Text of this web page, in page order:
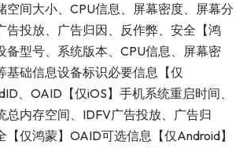
空间大小、CPU信息、屏幕密度、屏幕分
告投放、广告归因、反作弊、安全【鸿
备型号、系统版本、CPU信息、屏幕密
基础信息设备标识必要信息【仅
、OAID【仅iOS】手机系统重启时间、
总内存空间、IDFV广告投放、广告归
【仅鸿蒙】OAID可选信息【仅Android】